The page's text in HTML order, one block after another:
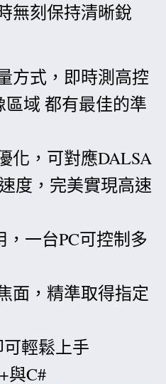
無刻保持清晰銳
方式，即時測高控
域 都有最佳的準
化，可對應DALSA
度，完美實現高速
一台PC可控制多
面，精準取得指定
輕鬆上手
與C#